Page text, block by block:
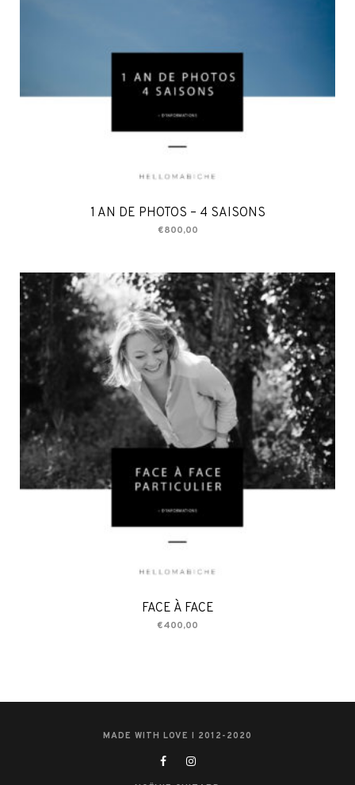
1 AN DE PHOTOS – 4 SAISONS
€800,00
FACE À FACE
€400,00
MADE WITH LOVE I 2012-2020